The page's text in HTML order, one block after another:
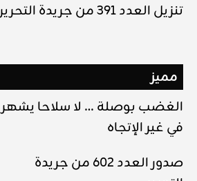
تنزيل العدد 391 من جريدة التحرير
مميز
الغضب بوصلة … لا سلاحا يشهر
في غير الإتجاه
صدور العدد 602 من جريدة